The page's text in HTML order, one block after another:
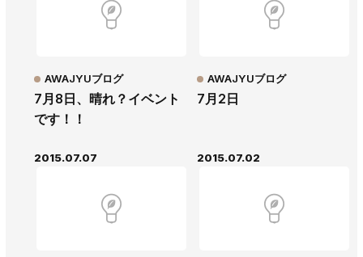
7月8日、晴れ？イベント
です！！
AWAJYUブログ
2015.07.07
7月2日
AWAJYUブログ
2015.07.02